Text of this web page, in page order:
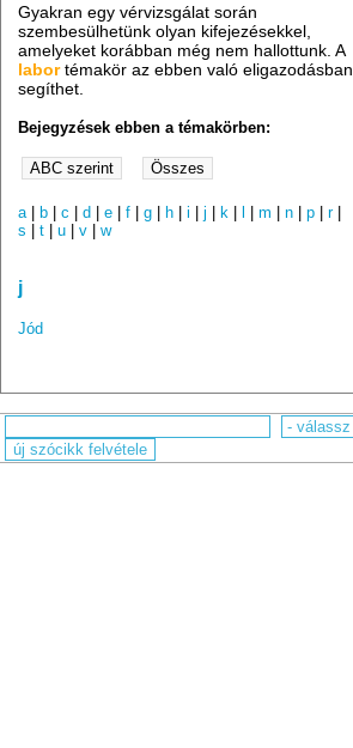
Gyakran egy vérvizsgálat során
szembesülhetünk olyan kifejezésekkel,
amelyeket korábban még nem hallottunk. A
labortémakör az ebben való eligazodásban
segíthet.
Bejegyzések ebben a témakörben:
a| b |c |d |e |f |g h |i |j k |m |n |p |r|
s |t |u |v |w
j
Jód